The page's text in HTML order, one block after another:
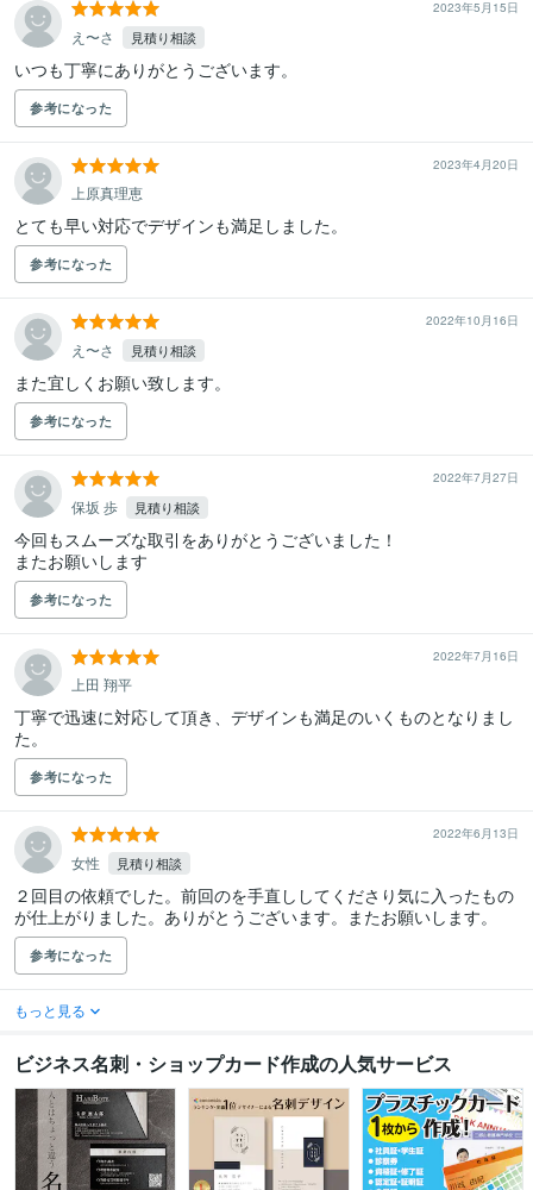
2023年5月15日
え〜さ 見積り相談
いつも丁寧にありがとうございます。
参考になった
2023年4月20日
上原真理恵
とても早い対応でデザインも満足しました。
参考になった
2022年10月16日
え〜さ 見積り相談
また宜しくお願い致します。
参考になった
2022年7月27日
保坂 歩 見積り相談
今回もスムーズな取引をありがとうございました！
またお願いします
参考になった
2022年7月16日
上田 翔平
丁寧で迅速に対応して頂き、デザインも満足のいくものとなりまし
た。
参考になった
2022年6月13日
女性 見積り相談
２回目の依頼でした。前回のを手直ししてくださり気に入ったもの
が仕上がりました。ありがとうございます。またお願いします。
参考になった
もっと見る
ビジネス名刺・ショップカード作成の人気サービス